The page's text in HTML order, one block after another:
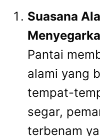
Suasana
Pantai
alami yang
tempat-
segar,
terbenam